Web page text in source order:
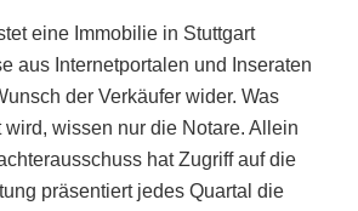
eine Immobilie in Stuttgart
aus Internetportalen und Inseraten
der Verkäufer wider. Was
wissen nur die Notare. Allein
hat Zugriff auf die
präsentiert jedes Quartal die